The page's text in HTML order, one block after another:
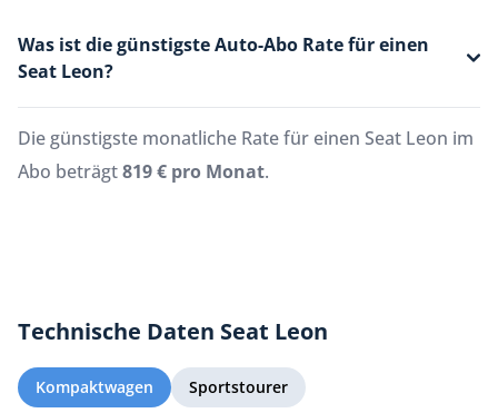
Was ist die günstigste Auto-Abo Rate für einen
Seat Leon?
Die günstigste monatliche Rate für einen Seat Leon im
Abo beträgt819 € pro Monat.
Technische Daten Seat Leon
Kompaktwagen Sportstourer